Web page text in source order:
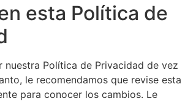
esta Política de
nuestra Política de Privacidad de vez
le recomendamos que revise esta
para conocer los cambios. Le